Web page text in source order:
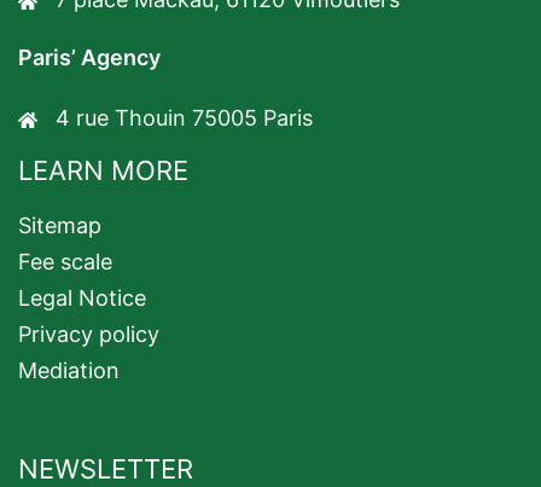
Paris’ Agency
4 rue Thouin 75005 Paris
LEARN MORE
Sitemap
Fee scale
Legal Notice
Privacy policy
Mediation
NEWSLETTER